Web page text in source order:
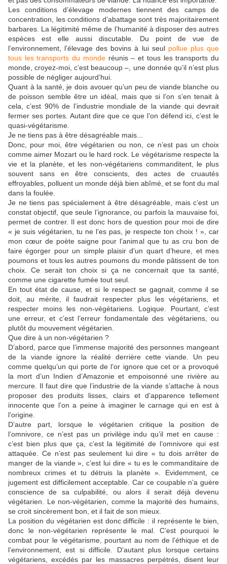
Les conditions d’élevage modernes tiennent des camps de
concentration, les conditions d’abattage sont très majoritairement
barbares. La légitimité même de l’humanité à disposer des autres
espèces est elle aussi discutable. Du point de vue de
l’environnement, l’élevage des bovins à lui seul pollue plus que
tous les transports du monderéunis – et tous les transports du
monde, croyez-moi, c’est beaucoup –, une donnée qu’il n’est plus
possible de négliger aujourd’hui.
Quant à la santé, je dois avouer qu’un peu de viande blanche ou
de poisson semble être un idéal, mais que si l’on s’en tenait à
cela, c’est 90% de l’industrie mondiale de la viande qui devrait
fermer ses portes. Autant dire que ce que l’on défend ici, c’est le
quasi-végétarisme.
Je ne tiens pas à être désagréable mais...
Donc, pour moi, être végétarien ou non, ce n’est pas un choix
comme aimer Mozart ou le hard rock. Le végétarisme respecte la
vie et la planète, et les non-végétariens commanditent, le plus
souvent sans en être conscients, des actes de cruautés
effroyables, polluent un monde déjà bien abîmé, et se font du mal
dans la foulée.
Je ne tiens pas spécialement à être désagréable, mais c’est un
constat objectif, que seule l’ignorance, ou parfois la mauvaise foi,
permet de contrer. Il est donc hors de question pour moi de dire
« je suis végétarien, tu ne l’es pas, je respecte ton choix ! », car
mon cœur de poète saigne pour l’animal que tu as cru bon de
faire égorger pour un simple plaisir d’un quart d’heure, et mes
poumons et tous les autres poumons du monde pâtissent de ton
choix. Ce serait ton choix si ça ne concernait que ta santé,
comme une cigarette fumée tout seul.
En tout état de cause, et si le respect se gagnait, comme il se
doit, au mérite, il faudrait respecter plus les végétariens, et
respecter moins les non-végétariens. Logique. Pourtant, c’est
une erreur, et c’est l’erreur fondamentale des végétariens, ou
plutôt du mouvement végétarien.
Que dire à un non-végétarien ?
D’abord, parce que l’immense majorité des personnes mangeant
de la viande ignore la réalité derrière cette viande. Un peu
comme quelqu’un qui porte de l’or ignore que cet or a provoqué
la mort d’un Indien d’Amazonie et empoisonné une rivière au
mercure. Il faut dire que l’industrie de la viande s’attache à nous
proposer des produits lisses, clairs et d’apparence tellement
innocente que l’on a peine à imaginer le carnage qui en est à
l’origine.
D’autre part, lorsque le végétarien critique la position de
l’omnivore, ce n’est pas un privilège indu qu’il met en cause :
c’est bien plus que ça, c’est la légitimité de l’omnivore qui est
attaquée. Ce n’est pas seulement lui dire « tu dois arrêter de
manger de la viande », c’est lui dire « tu es le commanditaire de
nombreux crimes et tu détruis la planète ». Evidemment, ce
jugement est difficilement acceptable. Car ce coupable n’a guère
conscience de sa culpabilité, ou alors il serait déjà devenu
végétarien. Le non-végétarien, comme la majorité des humains,
se croit sincèrement bon, et il fait de son mieux.
La position du végétarien est donc difficile : il représente le bien,
donc le non-végétarien représente le mal. C’est pourquoi le
combat pour le végétarisme, pourtant au nom de l’éthique et de
l’environnement, est si difficile. D’autant plus lorsque certains
végétariens, excédés par les massacres perpétrés, disent leur